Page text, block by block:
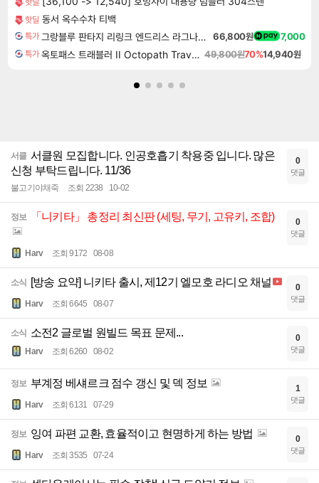
핫딜 동서 옥수수차 티백
특가 그랑블루 판타지 리링크 엔드리스 라그나로크 Granblue Fantasy Relink Endless Ragnarok 66,800원 7,000
특가 옥토패스 트래블러 II Octopath Traveler II 49,800원70%14,940원
서클 서클원 모집합니다. 인공호흡기 착용중 입니다. 많은
신청 부탁드립니다. 11/36
불고기야채죽 조회 2238 10-02
0
댓글
정보 「니키타」 총정리 최신판 (세팅, 무기, 고유키, 조합)
Harv 조회 9172 08-08
0
댓글
소식 [방송 요약] 니키타 출시, 제12기 엘모호 라디오 채널
Harv 조회 6645 08-07
0
댓글
소식 소전2 글로벌 원빌드 목표 문제...
Harv 조회 6260 08-02
0
댓글
정보 부계정 베섀르크 점수 갱신 및 덱 정보
Harv 조회 6131 07-29
1
댓글
정보 잉여 파편 교환, 효율적이고 현명하게 하는 방법
Harv 조회 3535 07-24
0
댓글